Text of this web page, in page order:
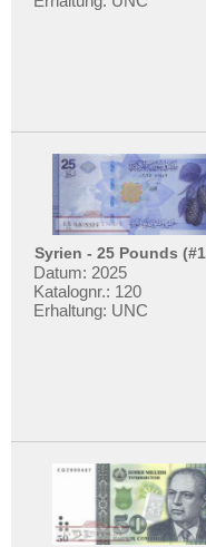
Philippinen
Portugiesisch
Saudi Arabien
Singapur
Sri Lanka
Straits Settlements
Tadschikistan
Taiwan
Thailand
Syrien - 25 Pounds
Datum: 2025
Katalognr.: 120
Erhaltung: UNC